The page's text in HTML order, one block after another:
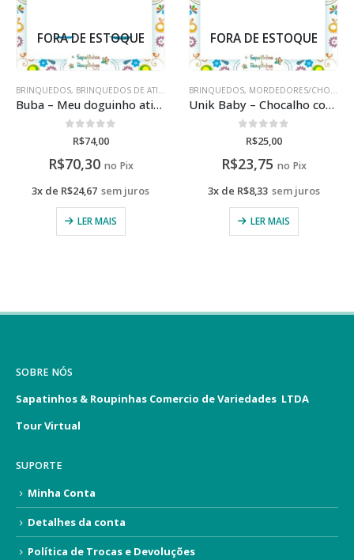
FORA DE ESTOQUE
BRINQUEDOS, BRINQUEDOS DE ATIVIDADES
Buba – Meu doguinho atividades+6m
de 5
R$74,00
R$70,30 no Pix
3x de R$24,67 sem juros
LER MAIS
FORA DE ESTOQUE
BRINQUEDOS, MORDEDORES/CHOCALHOS
Unik Baby – Chocalho com Mordedor
de 5
R$25,00
R$23,75 no Pix
3x de R$8,33 sem juros
LER MAIS
SOBRE NÓS
Sapatinhos & Roupinhas Comercio de Variedades LTDA
Tour Virtual
SUPORTE
Minha Conta
Detalhes da conta
Política de Trocas e Devoluções